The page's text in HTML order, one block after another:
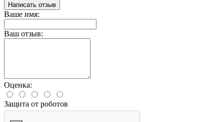
Написать отзыв
Ваше имя:
Ваш отзыв:
Оценка:
Защита от роботов